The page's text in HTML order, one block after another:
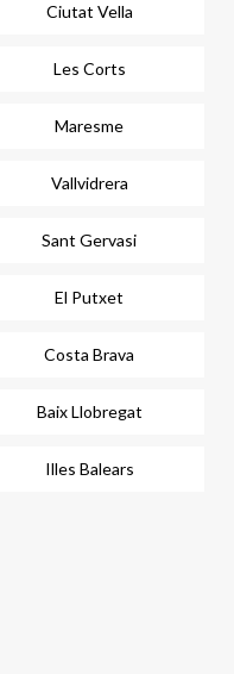
Ciutat Vella
Les Corts
Maresme
Vallvidrera
Sant Gervasi
El Putxet
Costa Brava
Baix Llobregat
Illes Balears